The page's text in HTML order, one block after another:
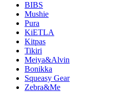
BIBS
Mushie
Pura
KiETLA
Kitpas
Tikiri
Meiya&Alvin
Bonikka
Squeasy Gear
Zebra&Me